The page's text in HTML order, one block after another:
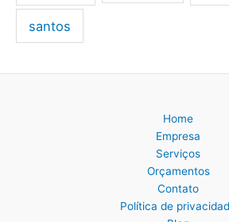
santos
Home
Empresa
Serviços
Orçamentos
Contato
Política de